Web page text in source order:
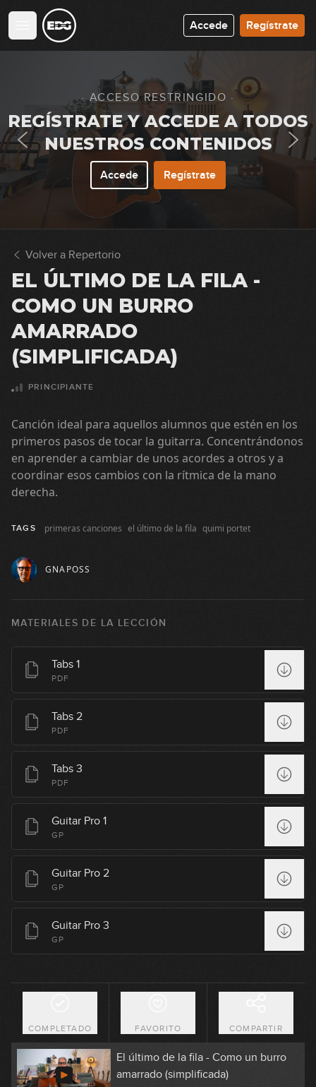
Accede Regístrate
· ACCESO RESTRINGIDO ·
REGÍSTRATE Y ACCEDE A TODOS
NUESTROS CONTENIDOS
Accede Regístrate
Volver a Repertorio
EL ÚLTIMO DE LA FILA -
COMO UN BURRO
AMARRADO
(SIMPLIFICADA)
PRINCIPIANTE
Canción ideal para aquellos alumnos que estén en los
primeros pasos de tocar la guitarra. Concentrándonos
en aprender a cambiar de unos acordes a otros y a
coordinar esos cambios con la rítmica de la mano
derecha.
TAGS primeras canciones el último de la fila quimi portet
GNAPOSS
MATERIALES DE LA LECCIÓN
Tabs 1
PDF
Tabs 2
PDF
Tabs 3
PDF
Guitar Pro 1
GP
Guitar Pro 2
GP
Guitar Pro 3
GP
COMPLETADO FAVORITO COMPARTIR
Lenny Kravitz - Are You Gonna Go
10:15
Caifanes - No dejes que...
(simplificada)
Maná - Clavado en un bar
08:58
30:47
The Rolling Stones - Brown Sugar
16:37
U2 - I Still Haven't Found What I'm
Looking For
Foo Fighters - Everlong
21:11
Red Hot Chili Peppers - Under The
19:50
Eagles - Hotel California
22:27
Extremoduro - La vereda de la puerta
21:17
John Mayer - Gravity
El último de la fila - Como un burro
amarrado (simplificada)